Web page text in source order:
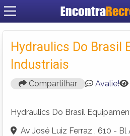
Encontra
Criar
Hydraulics Do Brasil
Industriais
Compartilhar Avalie!
Hydraulics Do Brasil
Av José Luiz Ferraz , 610 -